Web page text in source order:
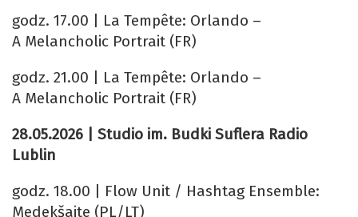
godz. 17.00 | La Tempête: Orlando –
A Melancholic Portrait (FR)
godz. 21.00 | La Tempête: Orlando –
A Melancholic Portrait (FR)
28.05.2026 | Studio im. Budki Suflera Radio
Lublin
godz. 18.00 | Flow Unit / Hashtag Ensemble:
Medekšaite (PL/LT)